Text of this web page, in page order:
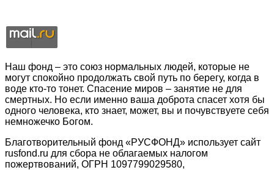
Наш фонд – это союз нормальных людей, которые не
могут спокойно продолжать свой путь по берегу, когда в
воде кто-то тонет. Спасение миров – занятие не для
смертных. Но если именно ваша доброта спасет хотя бы
одного человека, кто знает, может, вы и почувствуете себя
немножечко Богом.
Благотворительный фонд «РУСФОНД» использует сайт
rusfond.ru для сбора не облагаемых налогом
пожертвований, ОГРН 1097799029580,